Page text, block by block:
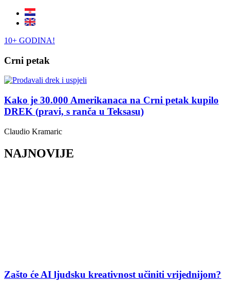
10+ GODINA!
Crni petak
Kako je 30.000 Amerikanaca na Crni petak kupilo
DREK (pravi, s ranča u Teksasu)
Claudio Kramaric
NAJNOVIJE
Zašto će AI ljudsku kreativnost učiniti vrijednijom?